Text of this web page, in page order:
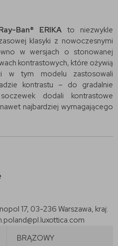
Ban® ERIKA to niezwykle
klasyki z nowoczesnymi
w wersjach o stonowanej
kontrastowych, które ożywią
w tym modelu zastosowali
kontrastu – do gradalnie
dodali kontrastowe
najbardziej wymagającego
17, 03-236 Warszawa, kraj:
BRĄZOWY